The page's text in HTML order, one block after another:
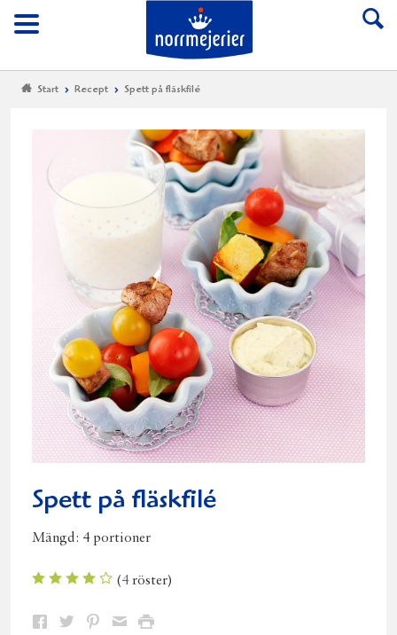
Meny
Till Norrmejerier
Start Recept Spett på fläskfilé
Spett på fläskfilé
Mängd: 4 portioner
(4 röster)
Dela Dela Dela DelaSkriv